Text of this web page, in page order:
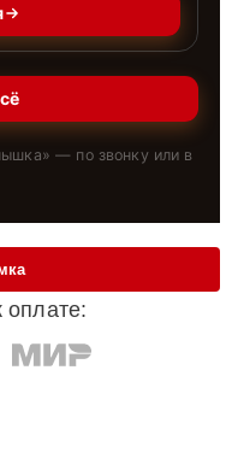
» — по звонку или в